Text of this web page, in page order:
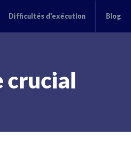
Difficultés d’exécution Blog
crucial